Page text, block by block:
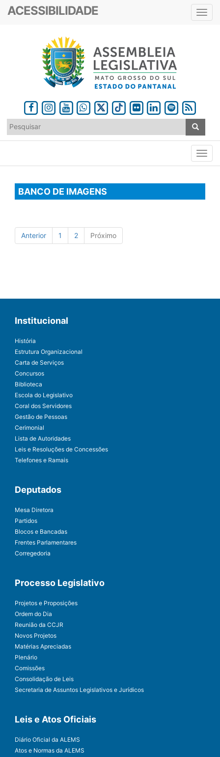
ACESSIBILIDADE
BANCO DE IMAGENS
Anterior 1 2 Próximo
Institucional
História
Estrutura Organizacional
Carta de Serviços
Concursos
Biblioteca
Escola do Legislativo
Coral dos Servidores
Gestão de Pessoas
Cerimonial
Lista de Autoridades
Leis e Resoluções de Concessões
Telefones e Ramais
Deputados
Mesa Diretora
Partidos
Blocos e Bancadas
Frentes Parlamentares
Corregedoria
Processo Legislativo
Projetos e Proposições
Ordem do Dia
Reunião da CCJR
Novos Projetos
Matérias Apreciadas
Plenário
Comissões
Consolidação de Leis
Secretaria de Assuntos Legislativos e Jurídicos
Leis e Atos Oficiais
Diário Oficial da ALEMS
Atos e Normas da ALEMS